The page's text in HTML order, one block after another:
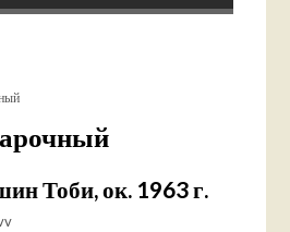
Тоби, ок. 1963 г.